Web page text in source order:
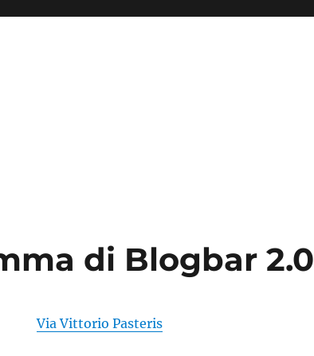
di Blogbar 2.0
Via Vittorio Pasteris